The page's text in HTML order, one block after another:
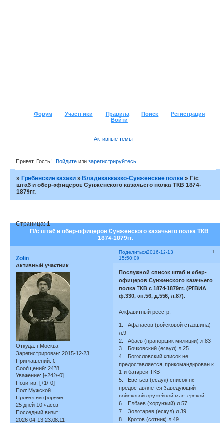
Форум Участники Правила Поиск
Регистрация
Войти
Активные темы
Привет, Гость! Войдитеили зарегистрируйтесь.
»Гребенские казаки »Владикавказко-Сунженские полки »П/с
штаб и обер-офицеров Сунженского казачьего полка ТКВ 1874-
1879гг.
П/с штаб и обер-офицеров Сунженского казачьего полка ТКВ
1874-1879гг.
Страница:1
Поделиться 1
2016-12-13
15:50:00
Zolin
Активный участник
Откуда: г.Москва
Зарегистрирован: 2015-12-23
Приглашений: 0
Сообщений: 2478
Уважение: [+242/-0]
Позитив: [+1/-0]
Пол: Мужской
Провел на форуме:
25 дней 10 часов
Последний визит:
2026-04-13 23:08:11
Послужной список штаб и обер-
офицеров Сунженского казачьего
полка ТКВ с 1874-1879гг. (РГВИА
ф.330, оп.56, д.556, л.87).
Алфавитный реестр.
1. Афанасов (войсковой старшина)
л.9
2. Абаев (прапорщик милиции) л.83
3. Бочковский (есаул) л.25
4. Богословский список не
предоставляется, прикомандирован к
1-й батареи ТКВ
5. Евстьев (есаул) список не
предоставляется Заведующий
войсковой оружейной мастерской
6. Елбаев (хорунжий) л.57
7. Золотарев (есаул) л.39
8. Кротов (сотник) л.49